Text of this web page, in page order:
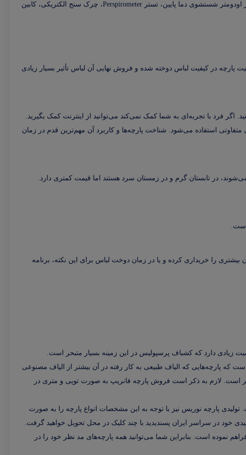
اگر در صنعت نساجی یا کارگاه‌های بزرگ تولید لباس فعالیت دارید، بهترین روش برای امتحان ثبات رنگ پارچه استفاده از دستگاه مخصوص نظیر اودومتر شستشوی دما پایین، تستر Perspirometer، چرک سنج الکتریکی، کابین
پارچه در کیفیت لباس دوخته شده و فروش نهایی آن لباس تأثیر بسیار زیادی
اگر فرد با تجربه‌ای به شما کمک نمی‌کند می‌توانید از اینترنت کمک بگیرید.
متفاوتی استفاده می‌شود. شناخت پارچه‌ها و کاربرد آن مهم‌ترین قدم در زمان
در تابستان گرم و در زمستان سرد هستند اما قیمت کمتری دارد.
است.
را خریداری کرده و یا در زمان دوخت لباس برای این نکته، برنامه
زیادی دارد که کشباف پرسپولیس در این زمینه بسیار متبحر است.
که پارچه‌هایی که الیاف طبیعی به کار رفته در آن بیشتر از الیاف مصنوعی
است. لازم به ذکر است فروش پارچه فانریپ به صورت توپی و متری در
پارچه نوریس نیز با توجه به این مشخصات انواع پارچه را به صورت
خود در سراسر ایران پسندیدید با چند کلیک در محل تحویل خواهید گرفت.
نموده است. بنابراین شما می‌توانید همه پارچه‌های مد نظر خود را در